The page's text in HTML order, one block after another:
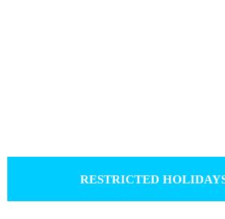
RESTRICTED